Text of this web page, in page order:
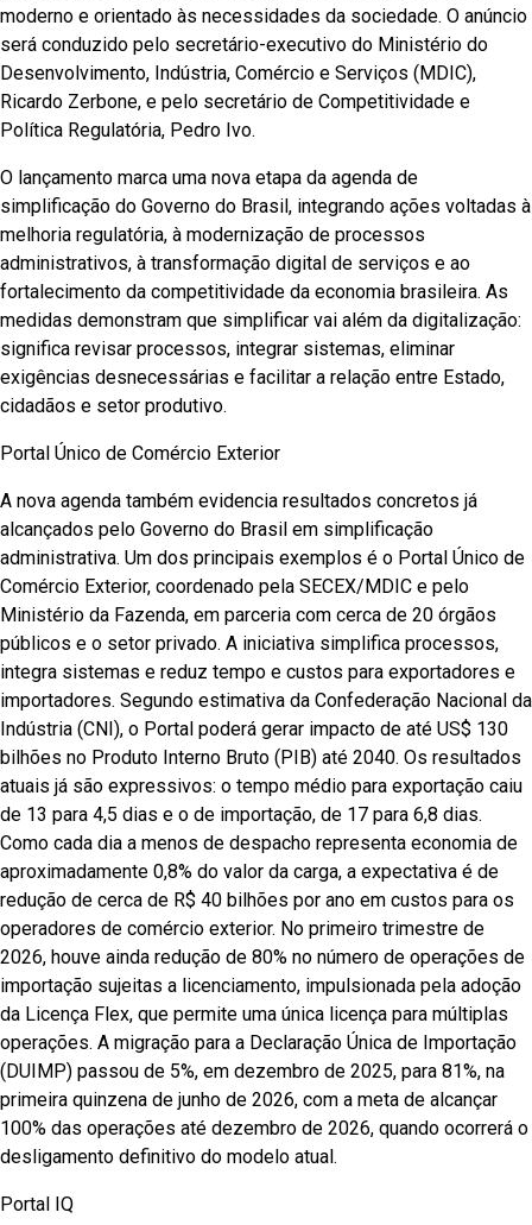
moderno e orientado às necessidades da sociedade. O anúncio
será conduzido pelo secretário-executivo do Ministério do
Desenvolvimento, Indústria, Comércio e Serviços (MDIC),
Ricardo Zerbone, e pelo secretário de Competitividade e
Política Regulatória, Pedro Ivo.
O lançamento marca uma nova etapa da agenda de
simplificação do Governo do Brasil, integrando ações voltadas à
melhoria regulatória, à modernização de processos
administrativos, à transformação digital de serviços e ao
fortalecimento da competitividade da economia brasileira. As
medidas demonstram que simplificar vai além da digitalização:
significa revisar processos, integrar sistemas, eliminar
exigências desnecessárias e facilitar a relação entre Estado,
cidadãos e setor produtivo.
Portal Único de Comércio Exterior
A nova agenda também evidencia resultados concretos já
alcançados pelo Governo do Brasil em simplificação
administrativa. Um dos principais exemplos é o Portal Único de
Comércio Exterior, coordenado pela SECEX/MDIC e pelo
Ministério da Fazenda, em parceria com cerca de 20 órgãos
públicos e o setor privado. A iniciativa simplifica processos,
integra sistemas e reduz tempo e custos para exportadores e
importadores. Segundo estimativa da Confederação Nacional da
Indústria (CNI), o Portal poderá gerar impacto de até US$ 130
bilhões no Produto Interno Bruto (PIB) até 2040. Os resultados
atuais já são expressivos: o tempo médio para exportação caiu
de 13 para 4,5 dias e o de importação, de 17 para 6,8 dias.
Como cada dia a menos de despacho representa economia de
aproximadamente 0,8% do valor da carga, a expectativa é de
redução de cerca de R$ 40 bilhões por ano em custos para os
operadores de comércio exterior. No primeiro trimestre de
2026, houve ainda redução de 80% no número de operações de
importação sujeitas a licenciamento, impulsionada pela adoção
da Licença Flex, que permite uma única licença para múltiplas
operações. A migração para a Declaração Única de Importação
(DUIMP) passou de 5%, em dezembro de 2025, para 81%, na
primeira quinzena de junho de 2026, com a meta de alcançar
100% das operações até dezembro de 2026, quando ocorrerá o
desligamento definitivo do modelo atual.
Portal IQ